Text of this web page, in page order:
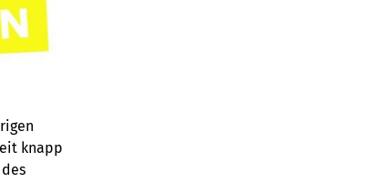
knapp